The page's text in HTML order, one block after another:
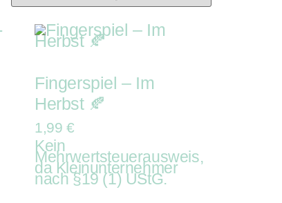
Fingerspiel – Im
Herbst 🍂
1,99€
Kein
Mehrwertsteuerausweis,
da Kleinunternehmer
nach §19 (1) UStG.